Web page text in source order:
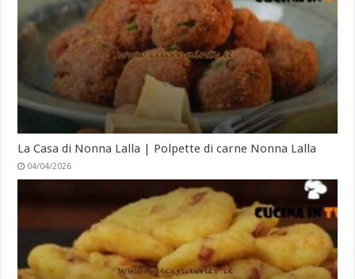
La Casa di Nonna Lalla | Polpette di carne Nonna Lalla
04/04/2026